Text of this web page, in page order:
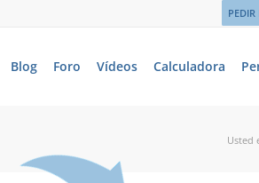
PEDIR
Blog Foro Vídeos Calculadora
Usted